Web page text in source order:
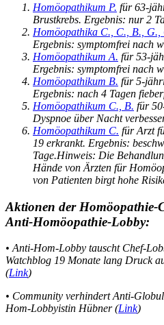
Homöopathikum P. für 63-
Brustkrebs. Ergebnis: nur 2
Homöopathika C., C., B., G.,
Ergebnis: symptomfrei nach
Homöopathikum A. für 53-
Ergebnis: symptomfrei nach
Homöopathikum B. für 5-
Ergebnis: nach 4 Tagen
Homöopathikum C., B. für
Dyspnoe über Nacht
Homöopathikum C. für Arzt
19 erkrankt. Ergebnis:
Tage.Hinweis: Die
Hände von Ärzten für
von Patienten birgt hohe
Aktionen der Homöopathie-
Anti-Homöopathie-Lobby:
• Anti-Hom-Lobby tauscht Chef-
Watchblog 19 Monate lang Druck
(Link)
• Community verhindert Anti-
Hom-Lobbyistin Hübner (Link)